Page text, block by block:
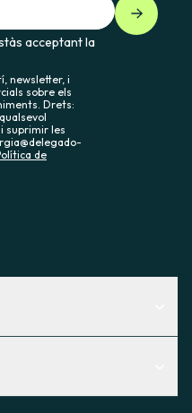
acceptant la
newsletter, i
sobre els
Drets:
suprimir les
de